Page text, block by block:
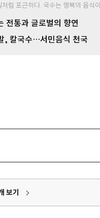
처럼 포근하다. 국수는 행복의 음식
전통과 글로벌의 향연
, 칼국수…서민음식 천국
보기